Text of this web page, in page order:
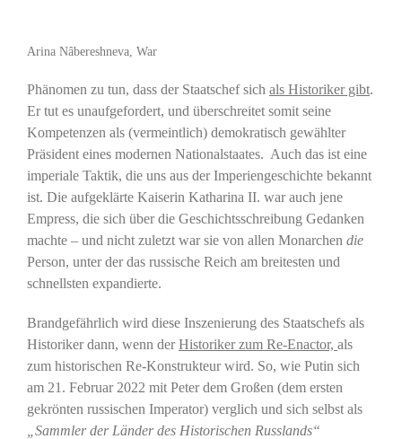
Arina Nâbereshneva, War
Phänomen zu tun, dass der Staatschef sich als Historiker gibt.
Er tut es unaufgefordert, und überschreitet somit seine
Kompetenzen als (vermeintlich) demokratisch gewählter
Präsident eines modernen Nationalstaates. Auch das ist eine
imperiale Taktik, die uns aus der Imperiengeschichte bekannt
ist. Die aufgeklärte Kaiserin Katharina II. war auch jene
Empress, die sich über die Geschichtsschreibung Gedanken
machte – und nicht zuletzt war sie von allen Monarchen die
Person, unter der das russische Reich am breitesten und
schnellsten expandierte.
Brandgefährlich wird diese Inszenierung des Staatschefs als
Historiker dann, wenn derHistoriker zum Re-Enactor, als
zum historischen Re-Konstrukteur wird. So, wie Putin sich
am 21. Februar 2022 mit Peter dem Großen (dem ersten
gekrönten russischen Imperator) verglich und sich selbst als
„Sammler der Länder des Historischen Russlands“